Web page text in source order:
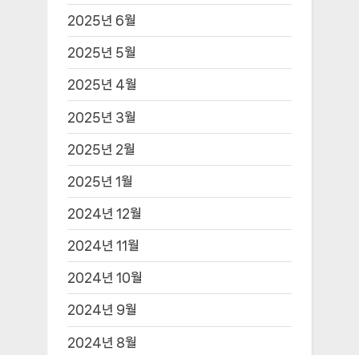
2025년 6월
2025년 5월
2025년 4월
2025년 3월
2025년 2월
2025년 1월
2024년 12월
2024년 11월
2024년 10월
2024년 9월
2024년 8월